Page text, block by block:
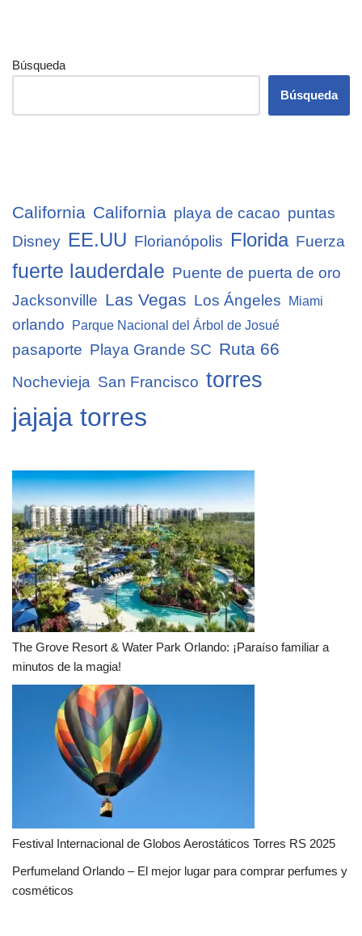
Búsqueda
Búsqueda
California California playa de cacao puntas
Disney
EE.UU Florianópolis Florida Fuerza
fuerte lauderdale Puente de puerta de oro
Jacksonville Las Vegas Los Ángeles Miami
orlando Parque Nacional del Árbol de Josué
pasaporte Playa Grande SC Ruta 66
Nochevieja San Francisco torres
jajaja torres
The Grove Resort & Water Park Orlando: ¡Paraíso familiar a
minutos de la magia!
Festival Internacional de Globos Aerostáticos Torres RS 2025
Perfumeland Orlando – El mejor lugar para comprar perfumes y
cosméticos